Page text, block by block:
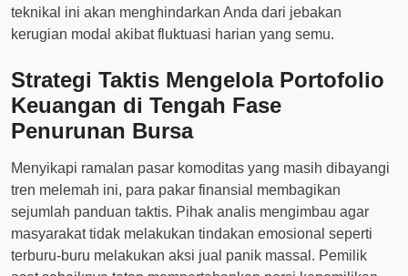
teknikal ini akan menghindarkan Anda dari jebakan
kerugian modal akibat fluktuasi harian yang semu.
Strategi Taktis Mengelola Portofolio
Keuangan di Tengah Fase
Penurunan Bursa
Menyikapi ramalan pasar komoditas yang masih dibayangi
tren melemah ini, para pakar finansial membagikan
sejumlah panduan taktis. Pihak analis mengimbau agar
masyarakat tidak melakukan tindakan emosional seperti
terburu-buru melakukan aksi jual panik massal. Pemilik